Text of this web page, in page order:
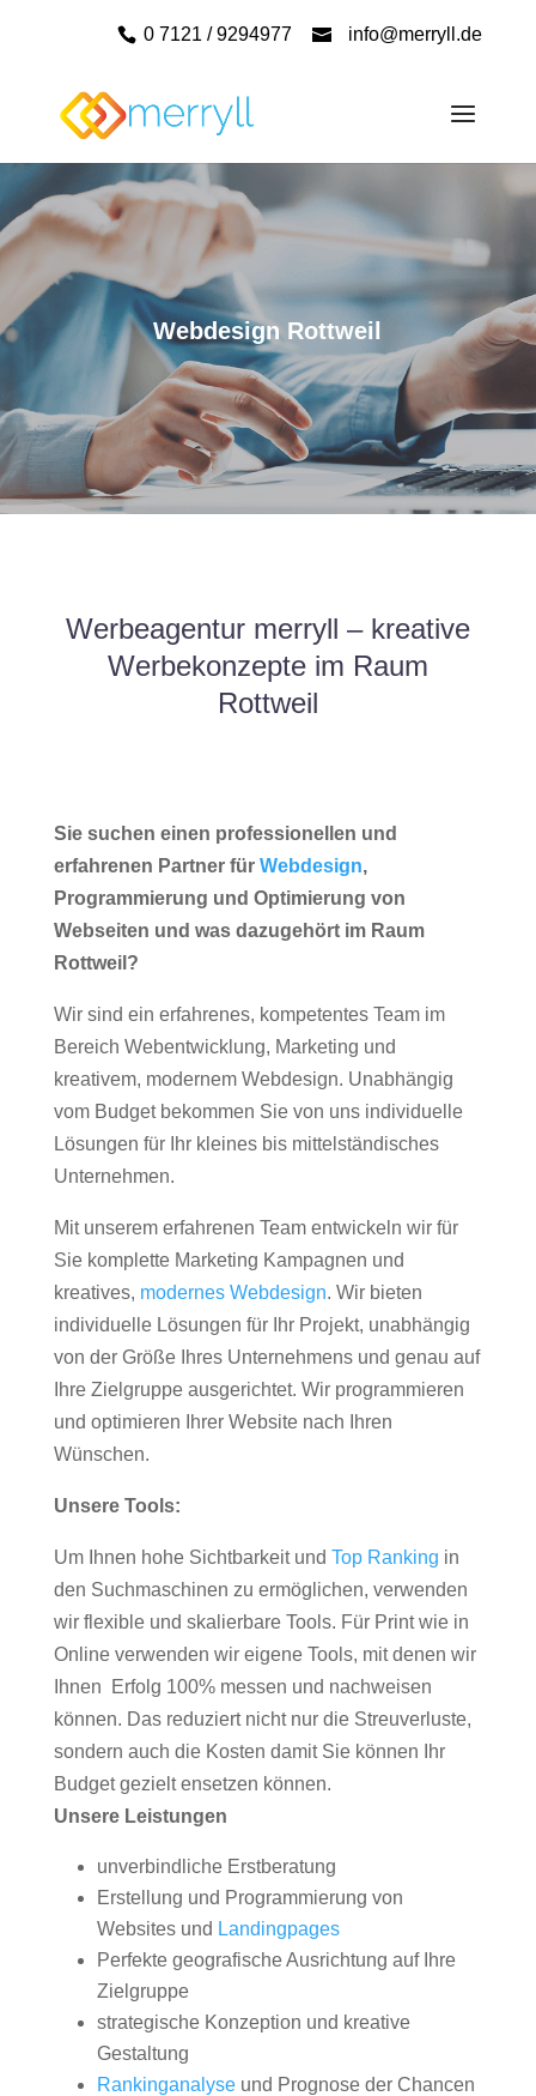
0 7121 / 9294977 info@merryll.de
Webdesign Rottweil
Werbeagentur merryll – kreative
Werbekonzepte im Raum
Rottweil
Sie suchen einen professionellen und
erfahrenen Partner für Webdesign,
Programmierung und Optimierung von
Webseiten und was dazugehört im Raum
Rottweil?
Wir sind ein erfahrenes, kompetentes Team im
Bereich Webentwicklung, Marketing und
kreativem, modernem Webdesign. Unabhängig
vom Budget bekommen Sie von uns individuelle
Lösungen für Ihr kleines bis mittelständisches
Unternehmen.
Mit unserem erfahrenen Team entwickeln wir für
Sie komplette Marketing Kampagnen und
kreatives, modernes Webdesign. Wir bieten
individuelle Lösungen für Ihr Projekt, unabhängig
von der Größe Ihres Unternehmens und genau auf
Ihre Zielgruppe ausgerichtet. Wir programmieren
und optimieren Ihrer Website nach Ihren
Wünschen.
Unsere Tools:
Um Ihnen hohe Sichtbarkeit und Top Ranking in
den Suchmaschinen zu ermöglichen, verwenden
wir flexible und skalierbare Tools. Für Print wie in
Online verwenden wir eigene Tools, mit denen wir
Ihnen Erfolg 100% messen und nachweisen
können. Das reduziert nicht nur die Streuverluste,
sondern auch die Kosten damit Sie können Ihr
Budget gezielt ensetzen können.
Unsere Leistungen
unverbindliche Erstberatung
Erstellung und Programmierung von
Websites und Landingpages
Perfekte geografische Ausrichtung auf Ihre
Zielgruppe
strategische Konzeption und kreative
Gestaltung
Rankinganalyseund Prognose der Chancen